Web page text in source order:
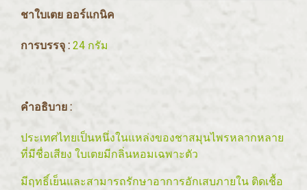
ชาใบเตย ออร์แกนิค
การบรรจุ : 24 กรัม
คำอธิบาย :
ประเทศไทยเป็นหนึ่งในแหล่งของชาสมุนไพรหลากหลาย
ที่มีชื่อเสียง ใบเตยมีกลิ่นหอมเฉพาะตัว
มีฤทธิ์เย็นและสามารถรักษาอาการอักเสบภายใน ติดเชื้อ